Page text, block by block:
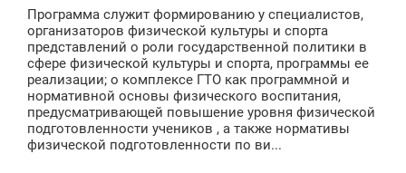
Программа служит формированию у специалистов,
организаторов физической культуры и спорта
представлений о роли государственной политики в
сфере физической культуры и спорта, программы ее
реализации; о комплексе ГТО как программной и
нормативной основы физического воспитания,
предусматривающей повышение уровня физической
подготовленности учеников , а также нормативы
физической подготовленности по ви...